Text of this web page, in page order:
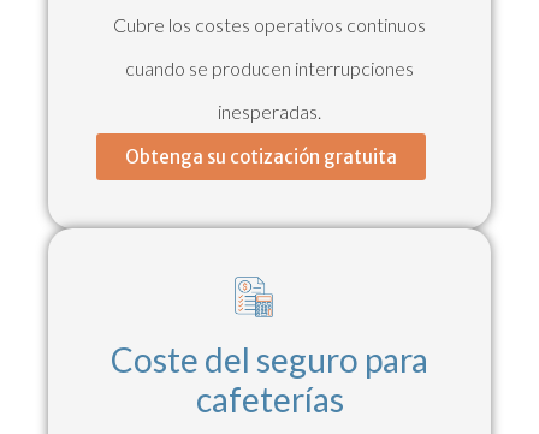
Cubre los costes operativos continuos
cuando se producen interrupciones
inesperadas.
Obtenga su cotización gratuita
Coste del seguro para
cafeterías